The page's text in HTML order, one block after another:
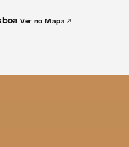
Ver no Mapa ↗